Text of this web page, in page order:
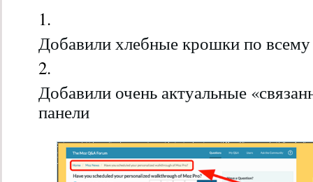
Добавили хлебные крошки по
Добавили очень актуальные
панели